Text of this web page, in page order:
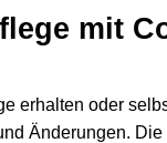
mit
erhalten oder
Änderungen. Die